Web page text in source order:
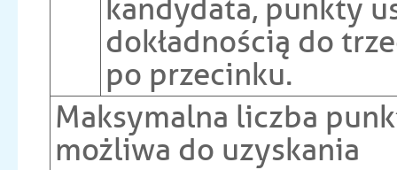
kandydata, punkty
dokładnością do
po przecinku.
Maksymalna liczba
możliwa do uzyskania